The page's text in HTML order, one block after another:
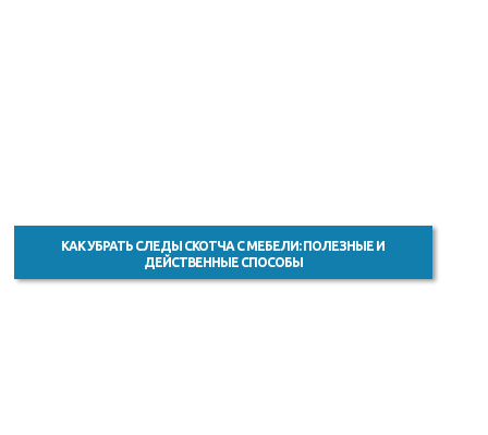
КАК УБРАТЬ СЛЕДЫ СКОТЧА С МЕБЕЛИ: ПОЛЕЗНЫЕ И
ДЕЙСТВЕННЫЕ СПОСОБЫ